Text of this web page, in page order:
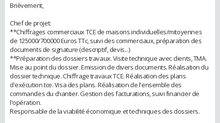
Brièvement,
Chef de projet:
**Chiffrages commerciaux TCE de maisons individuelles/mitoyennes
de 125000/700000 Euros TTc, suivi des commerciaux, préparation des
documents de signature (descriptif, devis...)
**Préparation des dossiers travaux. Visite technique avec clients, TMA.
Mise au point du dossier. Emission de divers documents. Réalisation du
dossier technique. Chiffrage travaux TCE. Réalisation des plans
d'exécution tce. Visa des plans. Réalisation de l'ensemble des
commandes du chantier. Gestion des facturations, suivi financier de
l'opération.
Responsable de la viabilité économique et techniques des dossiers.